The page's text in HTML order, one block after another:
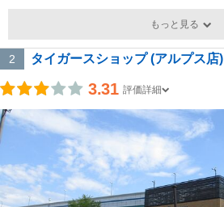
もっと見る
2 タイガースショップ (アルプス店)
3.31 評価詳細